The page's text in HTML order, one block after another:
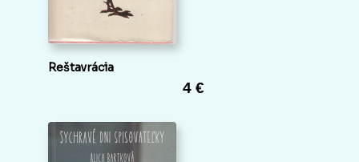
Reštavrácia
4 €